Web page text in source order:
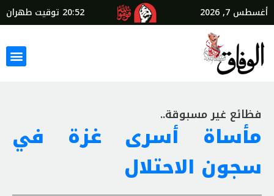
أغسطس 7, 2026 20:52 توقيت طهران
فظائع غير مسبوقة..
مأساة أسرى غزة في
سجون الاحتلال